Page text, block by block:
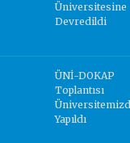
Üniversitesine
Devredildi
ÜNİ-DOKAP
Toplantısı
Yapıldı